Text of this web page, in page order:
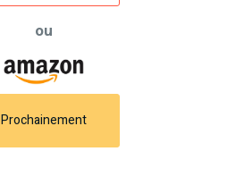
ou
Prochainement